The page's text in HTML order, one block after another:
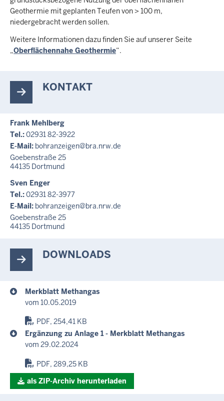
Geothermie mit geplanten Teufen von > 100 m,
niedergebracht werden sollen.
Weitere Informationen dazu finden Sie auf unserer Seite
„Oberflächennahe Geothermie“.
KONTAKT
Frank Mehlberg
Tel.:02931 82-3922
E-Mail: bohranzeigen@bra.nrw.de
Goebenstraße 25
44135 Dortmund
Sven Enger
Tel.:02931 82-3977
E-Mail: bohranzeigen@bra.nrw.de
Goebenstraße 25
44135 Dortmund
DOWNLOADS
Merkblatt Methangas
vom 10.05.2019
PDF, 254,41 KB
Ergänzung zu Anlage 1 - Merkblatt Methangas
vom 29.02.2024
PDF, 289,25 KB
als ZIP-Archiv herunterladen